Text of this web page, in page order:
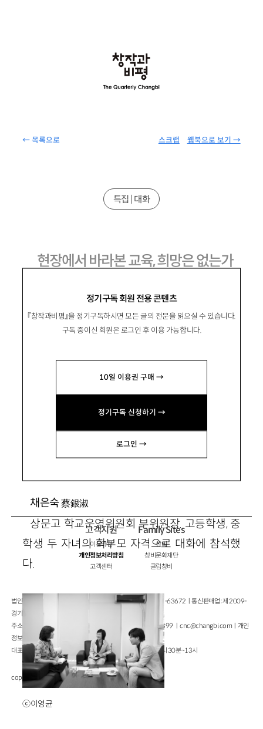
← 목록으로 웹북으로 보기 →
스크랩
정기구독 회원 전용 콘텐츠
『창작과비평』을 정기구독하시면 모든 글의 전문을 읽으실 수 있습니다.
구독 중이신 회원은 로그인 후 이용 가능합니다.
10일 이용권 구매 →
정기구독 신청하기 →
로그인 →
특집 | 대화
현장에서 바라본 교육, 희망은 없는가
권태선 權台仙
국장과 교육혁신위 산하 2008 대학입시개혁위
원회 위원을 역임했다.
교육평론가, 곰TV이사. 학원계의 대표적 스타강
사로 2004년부터 무료 인터넷강의를 시작했다.
채은숙 蔡銀淑
상문고 학교운영위원회 부위원장. 고등학생, 중
학생 두 자녀의 학부모 자격으로 대화에 참석했
다.
ⓒ이영균
고객지원
이용약관
개인정보처리방침
고객센터
Family Sites
창비
창비문화재단
클럽창비
법인명 : ㈜창비ㅣ대표이사 : 염종선ㅣ사업자등록번호 : 105-81-63672ㅣ통신판매업 : 제 2009-
경기파주-1928호
주소 : 경기도 파주시 회동길 184(문발동)ㅣ팩스 : 031-955-3399 ㅣcnc@changbi.com ㅣ개인
정보책임자 : 신문수
대표전화 : 031-955-3333(월~금 10시~17시), 점심시간 11시 30분~13시
copyright © Changbi Publishers, inc. All Rights Reserved.